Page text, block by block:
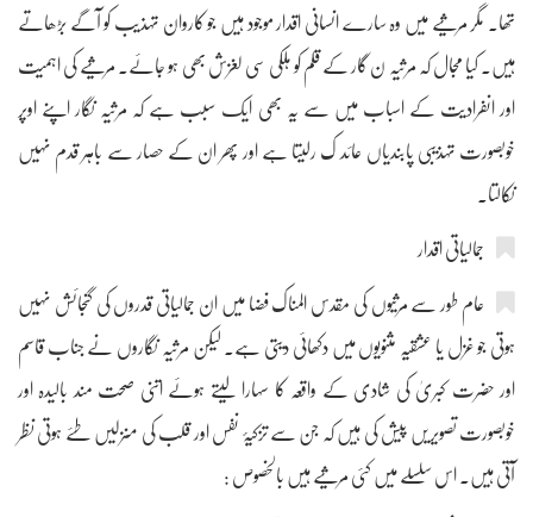
تھا۔ مگر مرثیے میں وہ سارے انسانی اقدار موجود ہیں جو کاروان تہذیب کو آگے بڑھاتے
ہیں۔ کیا مجال کہ مرثیہ ن گار کے قلم کو ہلکی سی لغزش بھی ہو جائے۔ مرثیے کی اہمیت
اور انفرادیت کے اسباب میں سے یہ بھی ایک سبب ہے کہ مرثیہ نگار اپنے اوپر
خوبصورت تہذیبی پابندیاں عائد ک رلیتا ہے اور پھر ان کے حصار سے باہر قدم نہیں
نکالتا۔
جمالیاتی اقدار
عام طور سے مرثیوں کی مقدس المناک فضا میں ان جمالیاتی قدروں کی گنجائش نہیں
ہوتی جو غزل یا عشقیہ مثنویوں میں دکھائی دیتی ہے۔ لیکن مرثیہ نگاروں نے جناب قاسم
اور حضرت کبریٰ کی شادی کے واقعہ کا سہارا لیتے ہوئے اتنی صحت مند بالیدہ اور
خوبصورت تصویریں پیش کی ہیں کہ جن سے تزکیۂ نفس اور قلب کی منزلیں طئے ہوتی نظر
آتی ہیں۔ اس سلسلے میں کئی مرثیے ہیں بالخصوص :